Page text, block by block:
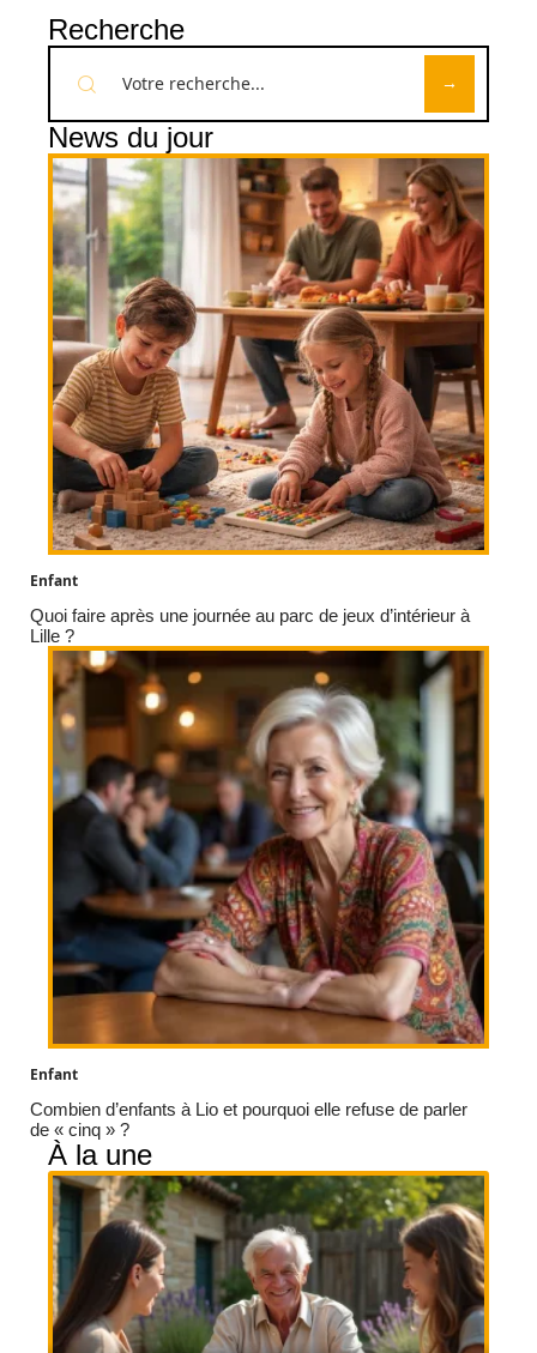
Recherche
News du jour
Enfant
Quoi faire après une journée au parc de jeux d’intérieur à
Lille ?
Enfant
Combien d’enfants à Lio et pourquoi elle refuse de parler
de « cinq » ?
À la une